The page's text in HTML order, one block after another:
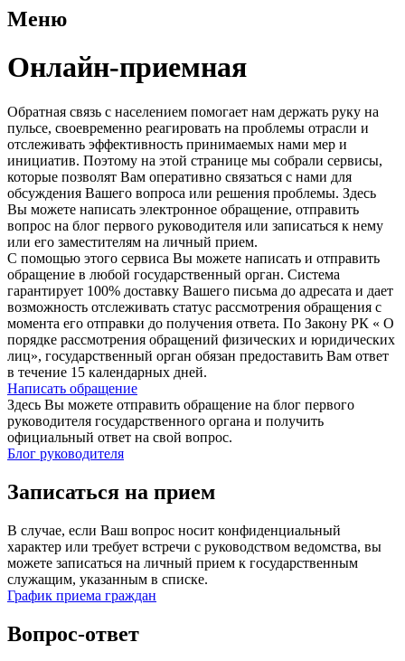
Меню
Онлайн-приемная
Обратная связь с населением помогает нам держать руку на
пульсе, своевременно реагировать на проблемы отрасли и
отслеживать эффективность принимаемых нами мер и
инициатив. Поэтому на этой странице мы собрали сервисы,
которые позволят Вам оперативно связаться с нами для
обсуждения Вашего вопроса или решения проблемы. Здесь
Вы можете написать электронное обращение, отправить
вопрос на блог первого руководителя или записаться к нему
или его заместителям на личный прием.
С помощью этого сервиса Вы можете написать и отправить
обращение в любой государственный орган. Система
гарантирует 100% доставку Вашего письма до адресата и дает
возможность отслеживать статус рассмотрения обращения с
момента его отправки до получения ответа. По Закону РК « О
порядке рассмотрения обращений физических и юридических
лиц», государственный орган обязан предоставить Вам ответ
в течение 15 календарных дней.
Написать обращение
Здесь Вы можете отправить обращение на блог первого
руководителя государственного органа и получить
официальный ответ на свой вопрос.
Блог руководителя
Записаться на прием
В случае, если Ваш вопрос носит конфиденциальный
характер или требует встречи с руководством ведомства, вы
можете записаться на личный прием к государственным
служащим, указанным в списке.
График приема граждан
Вопрос-ответ